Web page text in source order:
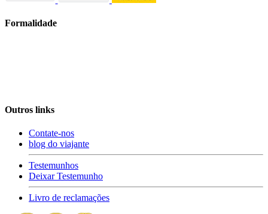
Formalidade
Outros links
Contate-nos
blog do viajante
Testemunhos
Deixar Testemunho
Livro de reclamações